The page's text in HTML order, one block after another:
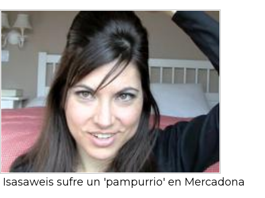
Isasaweis sufre un 'pampurrio' en Mercadona